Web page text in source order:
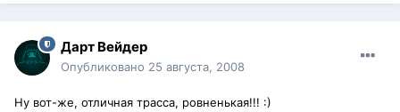
Дарт Вейдер
Опубликовано 25 августа, 2008
Ну вот-же, отличная трасса, ровненькая!!! :)